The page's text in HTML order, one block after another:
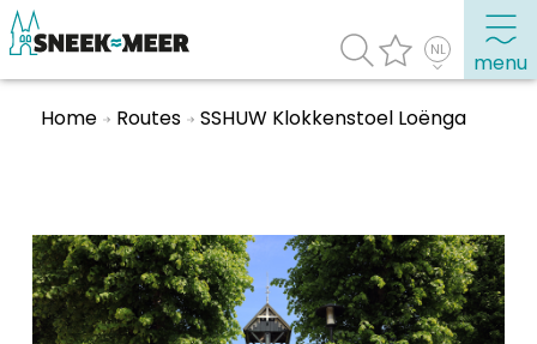
menu
Praktische informatie
Toeristische informatie
Bezienswaardigheden
Home Routes SSHUW Klokkenstoel Loënga